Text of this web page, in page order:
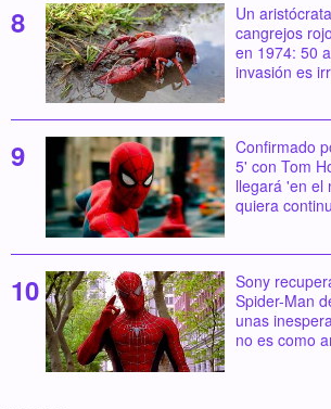
Un
cangrejos
en 1974: 50
invasión es
Confirmado
5' con Tom
llegará 'en el
quiera
Sony
Spider-Man
unas
no es como